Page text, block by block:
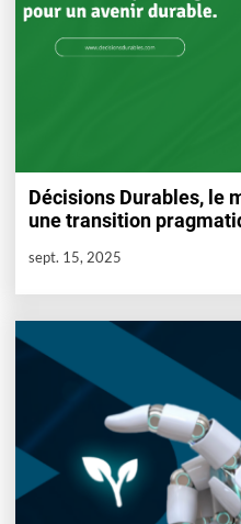
Décisions Durables, le
une transition
sept. 15, 2025